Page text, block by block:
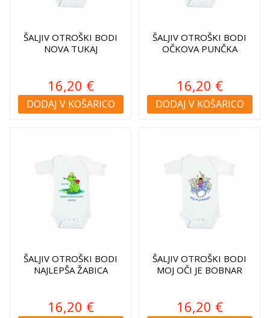
ŠALJIV OTROŠKI BODI
NOVA TUKAJ
16,20 €
DODAJ V KOŠARICO
ŠALJIV OTROŠKI BODI
OČKOVA PUNČKA
16,20 €
DODAJ V KOŠARICO
ŠALJIV OTROŠKI BODI
NAJLEPŠA ŽABICA
16,20 €
ŠALJIV OTROŠKI BODI
MOJ OČI JE BOBNAR
16,20 €